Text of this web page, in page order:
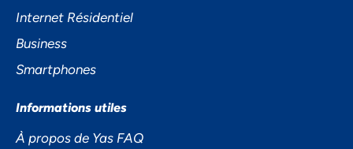
Internet Résidentiel
Business
Smartphones
Informations utiles
À propos de Yas FAQ